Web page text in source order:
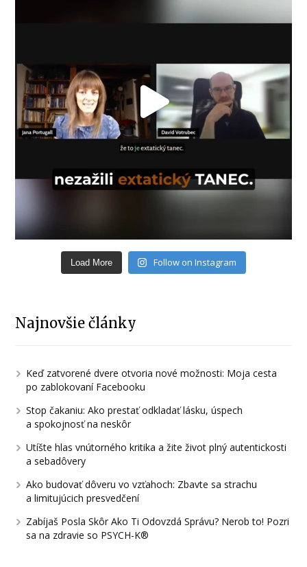
Load More Follow on Instagram
Najnovšie články
Keď zatvorené dvere otvoria nové možnosti: Moja cesta
po zablokovaní Facebooku
Stop čakaniu: Ako prestať odkladať lásku, úspech
a spokojnosť na neskôr
Utíšte hlas vnútorného kritika a žite život plný autentickosti
a sebadôvery
Ako budovať dôveru vo vzťahoch: Zbavte sa strachu
a limitujúcich presvedčení
Zabíjaš Posla Skôr Ako Ti Odovzdá Správu? Nerob to! Pozri
sa na zdravie so PSYCH-K®